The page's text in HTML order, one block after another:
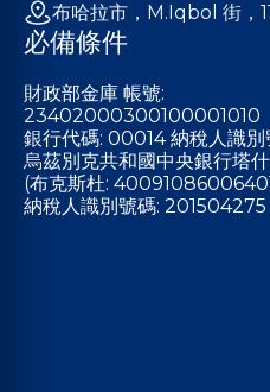
布哈拉市，M.Iqbol 街，
必備條件
財政部金庫 帳號:
23402000300100001010
銀行代碼: 00014 納稅人識別
烏茲別克共和國中央銀行塔
(布克斯杜:
納稅人識別號碼: 201504275